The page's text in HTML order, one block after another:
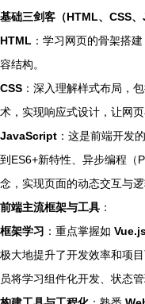
基础三剑客（HTML、CSS、
HTML ：学习网页的骨架搭
容结构。
CSS ：深入理解样式布局，
术，实现响应式设计，让网
JavaScript ：这是前端开发
到ES6+新特性、异步编程（
念，实现页面的动态交互与逻
前端主流框架与工具 ：
框架学习 ：重点掌握如
极大地提升了开发效率和项
员将学习组件化开发、状态